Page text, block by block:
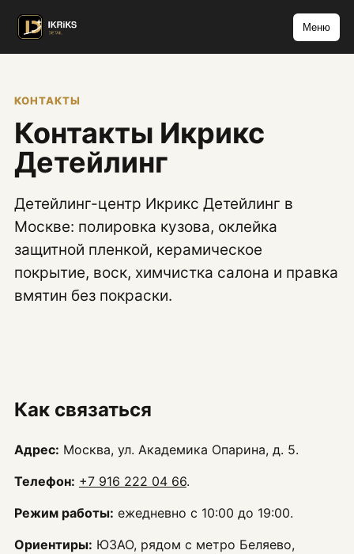
Меню
КОНТАКТЫ
Контакты Икрикс
Детейлинг
Детейлинг-центр Икрикс Детейлинг в
Москве: полировка кузова, оклейка
защитной пленкой, керамическое
покрытие, воск, химчистка салона и правка
вмятин без покраски.
Как связаться
Адрес: Москва, ул. Академика Опарина, д. 5.
Телефон: +7 916 222 04 66.
Режим работы: ежедневно с 10:00 до 19:00.
Ориентиры: ЮЗАО, рядом с метро Беляево,